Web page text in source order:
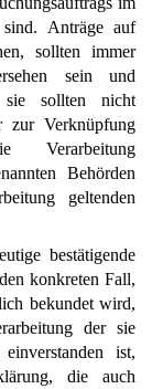
sind. Anträge auf
sollten immer
sein und
sie sollten nicht
zur Verknüpfung
Verarbeitung
Behörden
geltenden
bestätigende
konkreten Fall,
bekundet wird,
der sie
ist,
die auch